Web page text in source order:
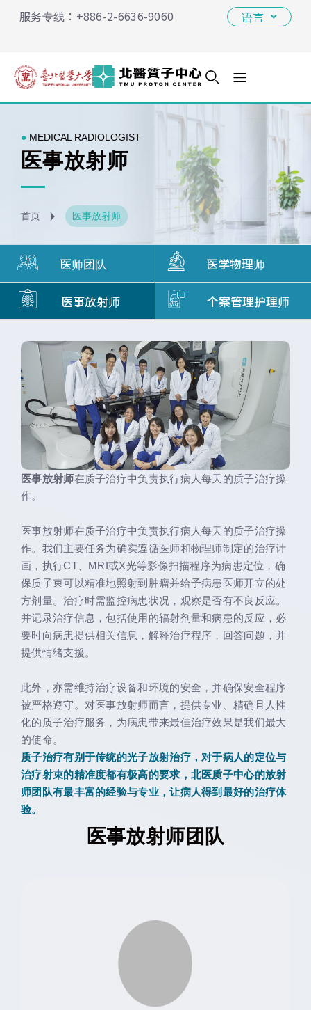
服务专线：+886-2-6636-9060 语言
● MEDICAL RADIOLOGIST
医事放射师
首页 医事放射师
医师团队 医学物理师
医事放射师 个案管理护理师
医事放射师团队
医事放射师在质子治疗中负责执行病人每天的质子治疗操
作。
医事放射师在质子治疗中负责执行病人每天的质子治疗操
作。我们主要任务为确实遵循医师和物理师制定的治疗计
画，执行CT、MRI或X光等影像扫描程序为病患定位，确
保质子束可以精准地照射到肿瘤并给予病患医师开立的处
方剂量。治疗时需监控病患状况，观察是否有不良反应。
并记录治疗信息，包括使用的辐射剂量和病患的反应，必
要时向病患提供相关信息，解释治疗程序，回答问题，并
提供情绪支援。
此外，亦需维持治疗设备和环境的安全，并确保安全程序
被严格遵守。对医事放射师而言，提供专业、精确且人性
化的质子治疗服务，为病患带来最佳治疗效果是我们最大
的使命。
质子治疗有别于传统的光子放射治疗，对于病人的定位与
治疗射束的精准度都有极高的要求，北医质子中心的放射
师团队有最丰富的经验与专业，让病人得到最好的治疗体
验。